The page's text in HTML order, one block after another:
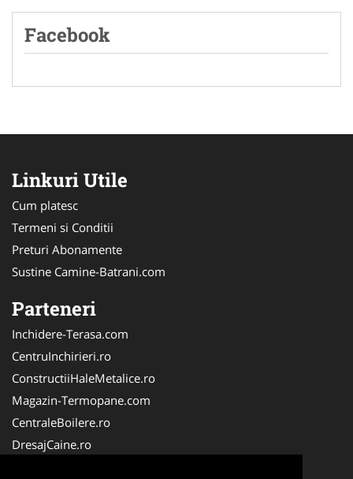
Facebook
Linkuri Utile
Cum platesc
Termeni si Conditii
Preturi Abonamente
Sustine Camine-Batrani.com
Parteneri
Inchidere-Terasa.com
CentruInchirieri.ro
ConstructiiHaleMetalice.ro
Magazin-Termopane.com
CentraleBoilere.ro
DresajCaine.ro